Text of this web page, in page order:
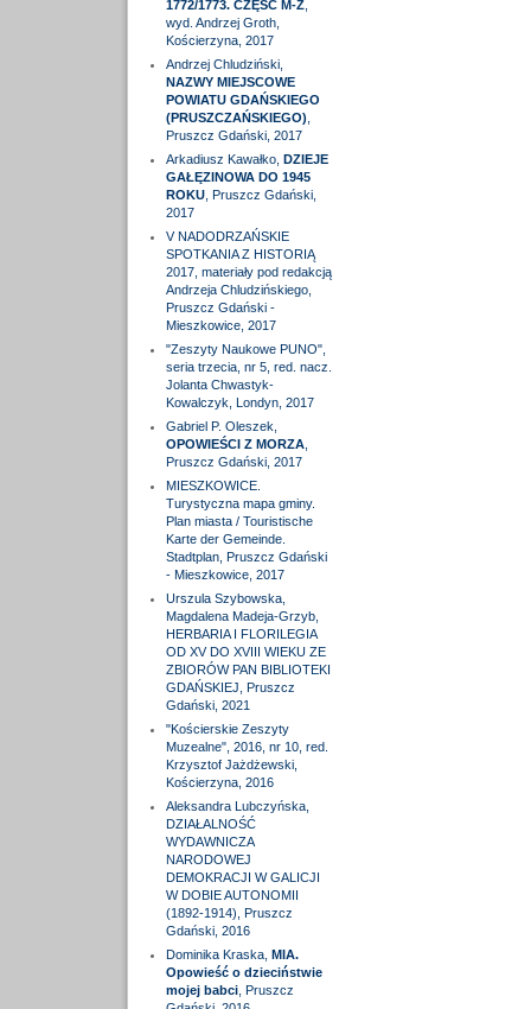
1772/1773. CZĘŚĆ M-Z,
wyd. Andrzej Groth,
Kościerzyna, 2017
Andrzej Chludziński,
NAZWY MIEJSCOWE
POWIATU GDAŃSKIEGO
(PRUSZCZAŃSKIEGO)
Pruszcz Gdański, 2017
Arkadiusz Kawałko, DZIEJE
GAŁĘZINOWA DO 1945
ROKU, Pruszcz Gdański,
2017
V NADODRZAŃSKIE
SPOTKANIA Z HISTORIĄ
2017, materiały pod redakcją
Andrzeja Chludzińskiego,
Pruszcz Gdański -
Mieszkowice, 2017
"Zeszyty Naukowe PUNO",
seria trzecia, nr 5, red. nacz.
Jolanta Chwastyk-
Kowalczyk, Londyn, 2017
Gabriel P. Oleszek,
OPOWIEŚCI Z MORZA,
Pruszcz Gdański, 2017
MIESZKOWICE.
Turystyczna mapa gminy.
Plan miasta / Touristische
Karte der Gemeinde.
Stadtplan, Pruszcz Gdański
- Mieszkowice, 2017
Urszula Szybowska,
Magdalena Madeja-Grzyb,
HERBARIA I FLORILEGIA
OD XV DO XVIII WIEKU ZE
ZBIORÓW PAN BIBLIOTEKI
GDAŃSKIEJ, Pruszcz
Gdański, 2021
"Kościerskie Zeszyty
Muzealne", 2016, nr 10, red.
Krzysztof Jażdżewski,
Kościerzyna, 2016
Aleksandra Lubczyńska,
DZIAŁALNOŚĆ
WYDAWNICZA
NARODOWEJ
DEMOKRACJI W GALICJI
W DOBIE AUTONOMII
(1892-1914), Pruszcz
Gdański, 2016
Dominika Kraska, MIA.
Opowieść o dzieciństwie
mojej babci, Pruszcz